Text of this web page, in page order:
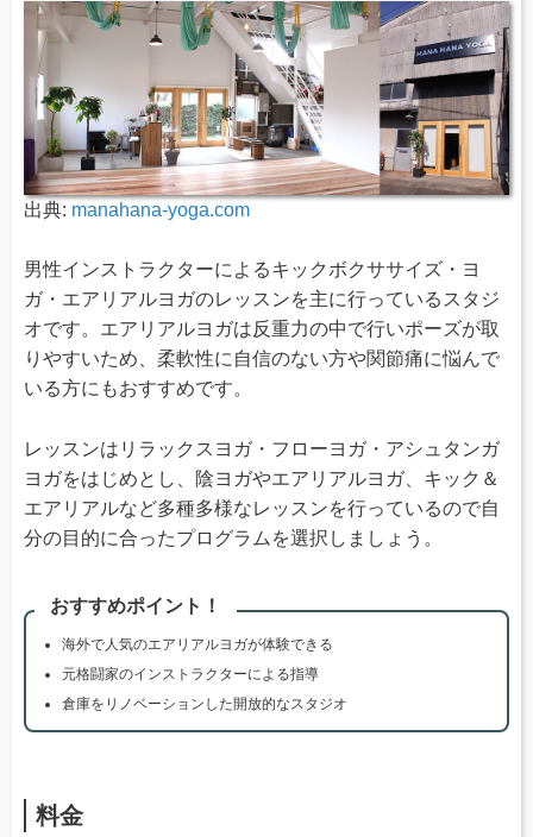
出典: manahana-yoga.com
男性インストラクターによるキックボクササイズ・ヨ
ガ・エアリアルヨガのレッスンを主に行っているスタジ
オです。エアリアルヨガは反重力の中で行いポーズが取
りやすいため、柔軟性に自信のない方や関節痛に悩んで
いる方にもおすすめです。
レッスンはリラックスヨガ・フローヨガ・アシュタンガ
ヨガをはじめとし、陰ヨガやエアリアルヨガ、キック＆
エアリアルなど多種多様なレッスンを行っているので自
分の目的に合ったプログラムを選択しましょう。
おすすめポイント！
海外で人気のエアリアルヨガが体験できる
元格闘家のインストラクターによる指導
倉庫をリノベーションした開放的なスタジオ
料金